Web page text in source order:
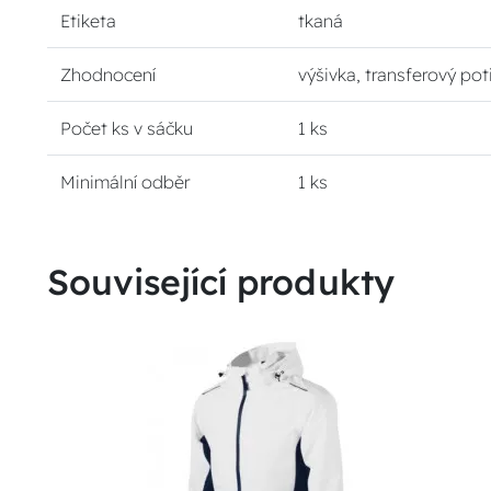
Etiketa tkaná
Zhodnocení výšivka, transferový
Počet ks v sáčku 1 ks
Minimální odběr 1 ks
Související produkty